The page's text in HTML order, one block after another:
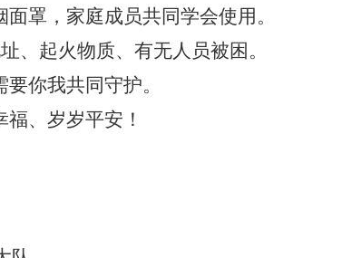
罩，家庭成员共同学会使用。
、起火物质、有无人员被困。
你我共同守护。
、岁岁平安！